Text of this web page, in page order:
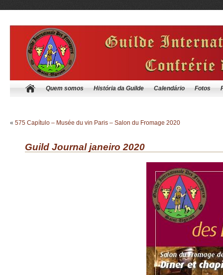
Quem somos História da Guilde Calendário Fotos
« 575 Capítulo – Musée du vin Paris – Salon du Fromage 2020
Guild Journal janeiro 2020